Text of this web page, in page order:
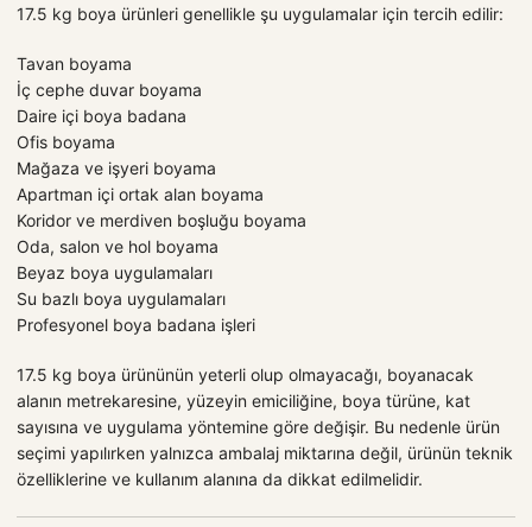
17.5 kg boya ürünleri genellikle şu uygulamalar için tercih edilir:
Tavan boyama
İç cephe duvar boyama
Daire içi boya badana
Ofis boyama
Mağaza ve işyeri boyama
Apartman içi ortak alan boyama
Koridor ve merdiven boşluğu boyama
Oda, salon ve hol boyama
Beyaz boya uygulamaları
Su bazlı boya uygulamaları
Profesyonel boya badana işleri
17.5 kg boya ürününün yeterli olup olmayacağı, boyanacak
alanın metrekaresine, yüzeyin emiciliğine, boya türüne, kat
sayısına ve uygulama yöntemine göre değişir. Bu nedenle ürün
seçimi yapılırken yalnızca ambalaj miktarına değil, ürünün teknik
özelliklerine ve kullanım alanına da dikkat edilmelidir.